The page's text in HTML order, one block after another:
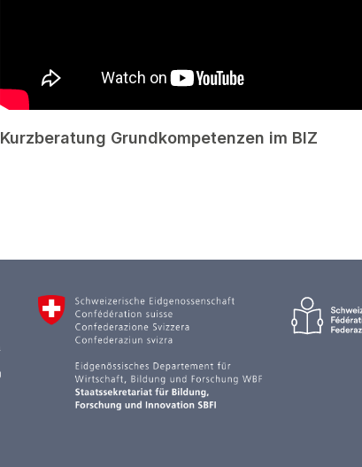
Kurzberatung Grundkompetenzen im BIZ